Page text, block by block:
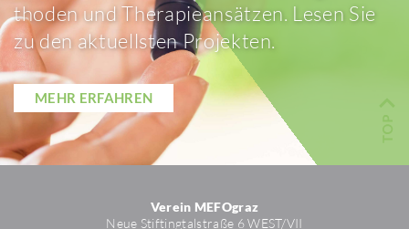
thoden und Thera­pie­an­sätzen. Lesen Sie
zu den aktu­ellsten Projekten.
MEHR ERFAHREN
Verein MEFOgraz
Neue Stif­ting­tal­straße 6 WEST/​VII